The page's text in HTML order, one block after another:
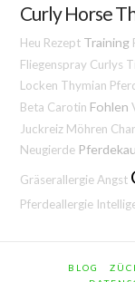
Curly Horse
Heu Rezept Training
Fliegenspray Curlys
Locken Thymian
Beta Carotin Fohlen
Juckreiz Möhren
Neugierde
Gräserallergie Angst
Pferdeallergie
BLOG